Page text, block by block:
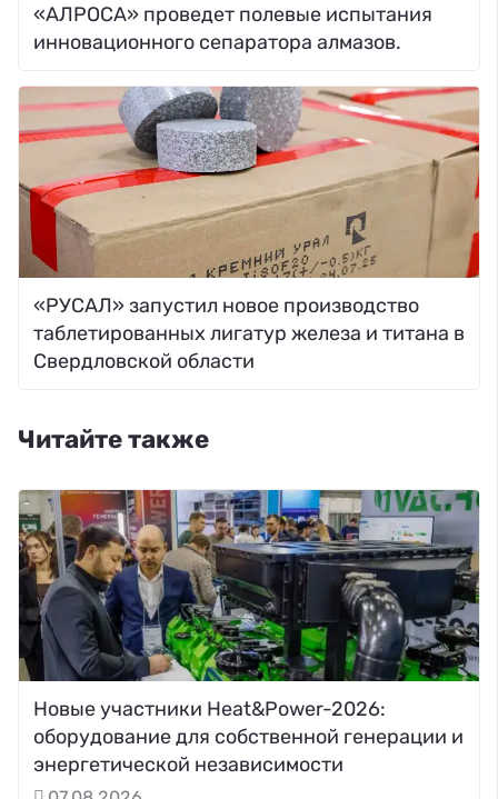
«АЛРОСА» проведет полевые испытания
инновационного сепаратора алмазов.
«РУСАЛ» запустил новое производство
таблетированных лигатур железа и титана в
Свердловской области
Читайте также
Новые участники Heat&Power-2026:
оборудование для собственной генерации и
энергетической независимости